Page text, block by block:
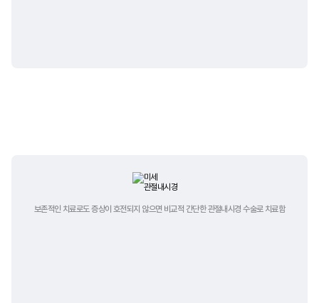
보존적인 치료로도 증상이 호전되지 않으면 비교적 간단한 관절내시경 수술로 치료함